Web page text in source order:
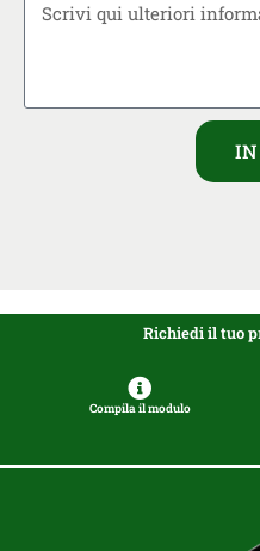
Richiedi il tuo
Compila il modulo